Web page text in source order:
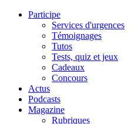
Participe
Services d'urgences
Témoignages
Tutos
Tests, quiz et jeux
Cadeaux
Concours
Actus
Podcasts
Magazine
Rubriques